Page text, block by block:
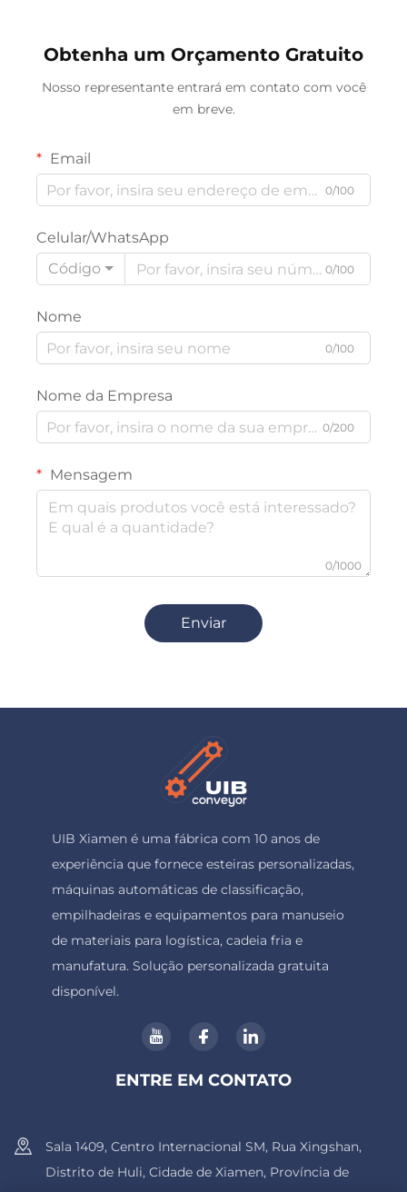
Obtenha um Orçamento Gratuito
Nosso representante entrará em contato com você
em breve.
Email
0/100
Celular/WhatsApp
Código
0/100
Nome
0/100
Nome da Empresa
0/200
Mensagem
0/1000
Enviar
UIB Xiamen é uma fábrica com 10 anos de
experiência que fornece esteiras personalizadas,
máquinas automáticas de classificação,
empilhadeiras e equipamentos para manuseio
de materiais para logística, cadeia fria e
manufatura. Solução personalizada gratuita
disponível.
ENTRE EM CONTATO
Sala 1409, Centro Internacional SM, Rua Xingshan,
Distrito de Huli, Cidade de Xiamen, Província de